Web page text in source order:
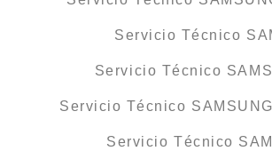
Servicio Técnico
Servicio Técnico
Servicio Técnico
Servicio Técnico